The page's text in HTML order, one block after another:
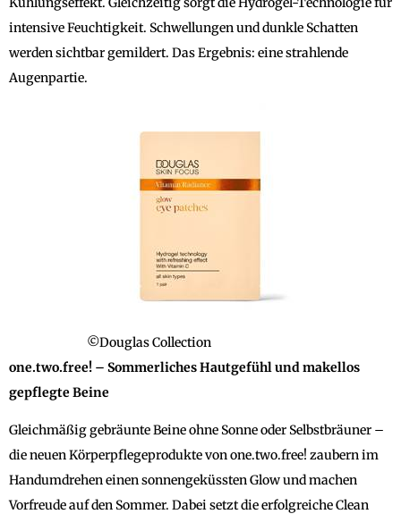
intensive Feuchtigkeit. Schwellungen und dunkle Schatten
werden sichtbar gemildert. Das Ergebnis: eine strahlende
Augenpartie.
©Douglas Collection
one.two.free! – Sommerliches Hautgefühl und makellos
gepflegte Beine
Gleichmäßig gebräunte Beine ohne Sonne oder Selbstbräuner –
die neuen Körperpflegeprodukte von one.two.free! zaubern im
Handumdrehen einen sonnengeküssten Glow und machen
Vorfreude auf den Sommer. Dabei setzt die erfolgreiche Clean